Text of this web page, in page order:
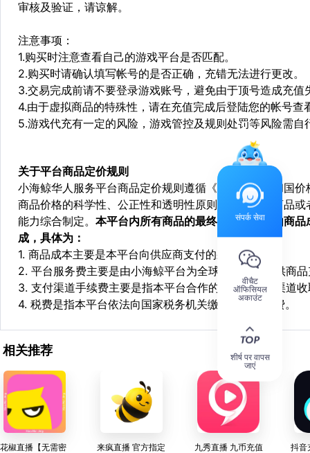
审核及验证，请谅解。
注意事项：
1.购买时注意查看自己的游戏平台是否匹配。
2.购买时请确认填写帐号的是否正确，充错无法进行更改。
3.交易完成前请不要登录游戏账号，避免由于顶号造成充值
4.由于虚拟商品的特殊性，请在充值完成后登陆您的帐号
5.游戏代充有一定的风险，游戏管控及规则处罚等风险需自
关于平台商品定价规则
小海鲸华人服务平台商品定价规则遵循《中华人民共和国
商品价格的科学性、公正性和透明性原则，依据相关商品
能力综合制定。 本平台内所有商品的最终销售价格均由商
成，具体为：
1. 商品成本主要是本平台向供应商支付的采购成本；
2. 平台服务费主要是由小海鲸平台为全球华人用户提供商
3. 支付渠道手续费主要是指本平台合作的第三方支付渠道
4. 税费是指本平台依法向国家税务机关缴纳的各项税费。
相关推荐
花椒直播【无需密
来疯直播 官方指定
九秀直播 九币充值
抖音
संपर्क सेवा
वीचैट
ऑफिसियल
अकाउंट
शीर्ष पर वापस
जाएं